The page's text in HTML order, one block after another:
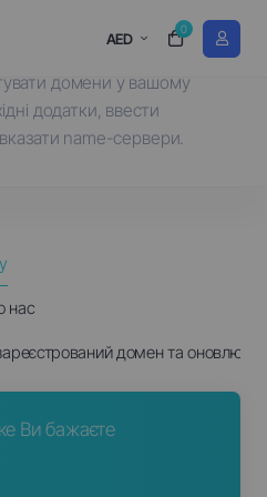
AED
0
домени у вашому
додатки, ввести
name-сервери.
нас
домен та оновлю
Ви бажаєте